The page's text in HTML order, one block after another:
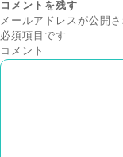
コメントを残す
メールアドレスが公開
必須項目です
コメント